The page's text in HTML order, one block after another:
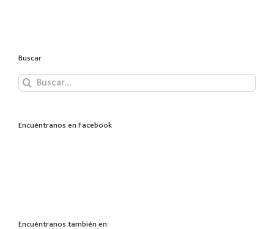
Buscar
Buscar:
Encuéntranos en Facebook
Encuéntranos también en: